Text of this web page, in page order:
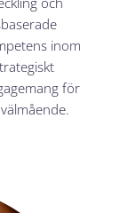
inom
för